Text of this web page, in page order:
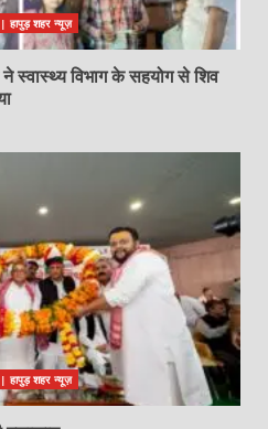
शहर न्यूज़
स्वास्थ्य विभाग के सहयोग से शिव
शहर न्यूज़